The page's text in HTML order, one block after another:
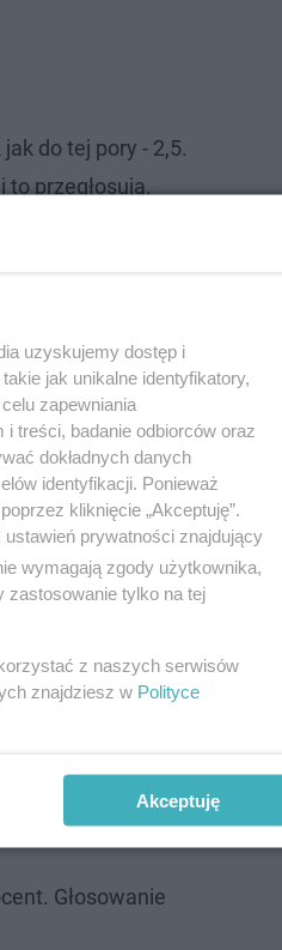
do tej pory - 2,5.
przegłosują.
Głosowanie
uzyskujemy dostęp i
jak unikalne identyfikatory,
zapewniania
treści, badanie odbiorców oraz
dokładnych danych
identyfikacji. Ponieważ
kliknięcie „Akceptuję”.
prywatności znajdujący
wymagają zgody użytkownika,
zastosowanie tylko na tej
z naszych serwisów
znajdziesz w Polityce
Akceptuję